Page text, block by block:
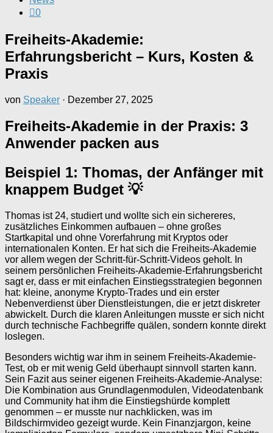
0
Freiheits-Akademie:
Erfahrungsbericht – Kurs, Kosten &
Praxis
von Speaker · Dezember 27, 2025
Freiheits-Akademie in der Praxis: 3
Anwender packen aus
Beispiel 1: Thomas, der Anfänger mit
knappem Budget 💡
Thomas ist 24, studiert und wollte sich ein sichereres,
zusätzliches Einkommen aufbauen – ohne großes
Startkapital und ohne Vorerfahrung mit Kryptos oder
internationalen Konten. Er hat sich die Freiheits-Akademie
vor allem wegen der Schritt-für-Schritt-Videos geholt. In
seinem persönlichen Freiheits-Akademie-Erfahrungsbericht
sagt er, dass er mit einfachen Einstiegsstrategien begonnen
hat: kleine, anonyme Krypto-Trades und ein erster
Nebenverdienst über Dienstleistungen, die er jetzt diskreter
abwickelt. Durch die klaren Anleitungen musste er sich nicht
durch technische Fachbegriffe quälen, sondern konnte direkt
loslegen.
Besonders wichtig war ihm in seinem Freiheits-Akademie-
Test, ob er mit wenig Geld überhaupt sinnvoll starten kann.
Sein Fazit aus seiner eigenen Freiheits-Akademie-Analyse:
Die Kombination aus Grundlagenmodulen, Videodatenbank
und Community hat ihm die Einstiegshürde komplett
genommen – er musste nur nachklicken, was im
Bildschirmvideo gezeigt wurde. Kein Finanzjargon, keine